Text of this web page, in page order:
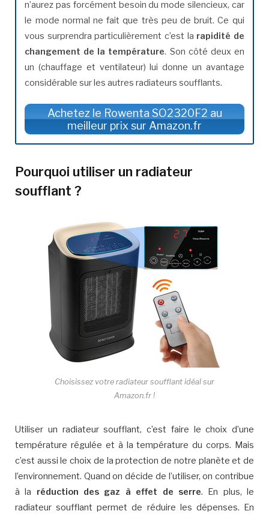
n’aurez pas forcément besoin du mode silencieux, car
le mode normal ne fait que très peu de bruit. Ce qui
vous surprendra particulièrement c’est la rapidité de
changement de la température. Son côté deux en
un (chauffage et ventilateur) lui donne un avantage
considérable sur les autres radiateurs soufflants.
Achetez le Rowenta SO2320F2 au
meilleur prix sur Amazon.fr
Pourquoi utiliser un radiateur
soufflant ?
Choisissez votre radiateur soufflant idéal sur
Amazon.fr !
Utiliser un radiateur soufflant, c’est faire le choix d’une
température régulée et à la température du corps. Mais
c’est aussi le choix de la protection de notre planète et de
l’environnement. Quand on décide de l’utiliser, on contribue
à la réduction des gaz à effet de serre. En plus, le
radiateur soufflant permet de réduire les dépenses. En